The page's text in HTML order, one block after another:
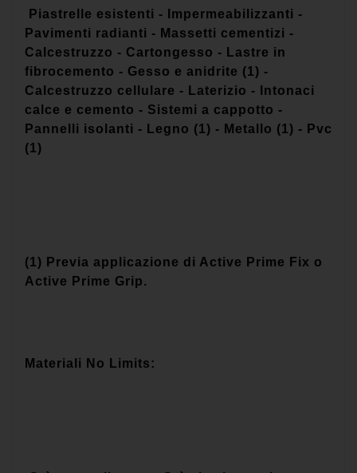
Piastrelle esistenti - Impermeabilizzanti -
Pavimenti radianti - Massetti cementizi -
Calcestruzzo - Cartongesso - Lastre in
fibrocemento - Gesso e anidrite (1) -
Calcestruzzo cellulare - Laterizio - Intonaci
calce e cemento - Sistemi a cappotto -
Pannelli isolanti - Legno (1) - Metallo (1) - Pvc
(1)
(1) Previa applicazione di Active Prime Fix o
Active Prime Grip.
Materiali No Limits: